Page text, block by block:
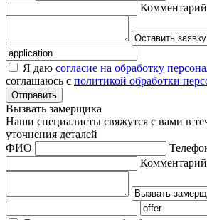
Комментарий
Я даю согласие на обработку
соглашаюсь с политикой обработки
Отправить
Вызвать замерщика
Наши специалисты свяжутся с вами в
уточнения деталей
ФИО
Комментарий